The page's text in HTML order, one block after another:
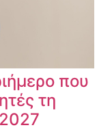
που
τη